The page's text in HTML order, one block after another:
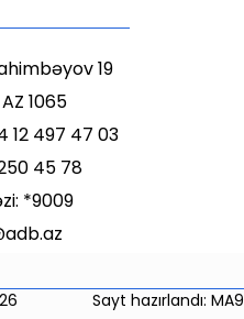
19
1065
12 497 47 03
45 78
*9009
Sayt hazırlandı: MA9